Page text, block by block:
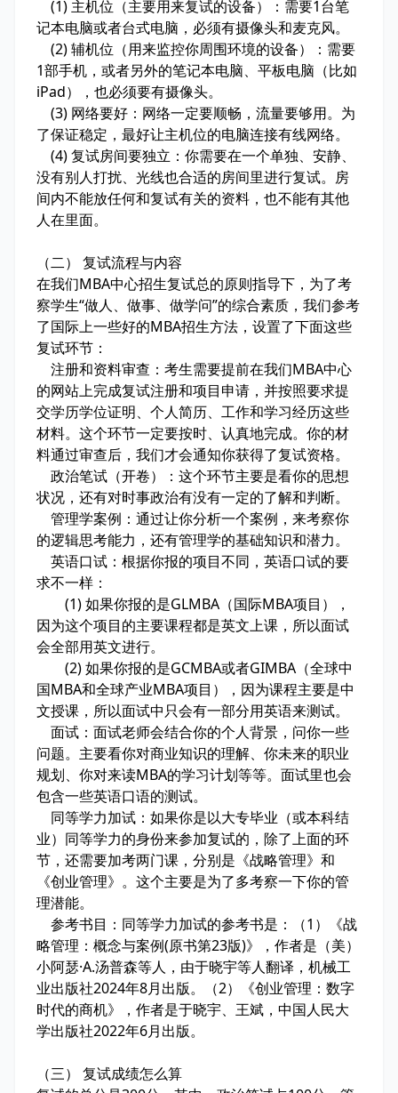
(1) 主机位（主要用来复试的设备）：需要1台笔
记本电脑或者台式电脑，必须有摄像头和麦克风。
(2) 辅机位（用来监控你周围环境的设备）：需要
1部手机，或者另外的笔记本电脑、平板电脑（比如
iPad），也必须要有摄像头。
(3) 网络要好：网络一定要顺畅，流量要够用。为
了保证稳定，最好让主机位的电脑连接有线网络。
(4) 复试房间要独立：你需要在一个单独、安静、
没有别人打扰、光线也合适的房间里进行复试。房
间内不能放任何和复试有关的资料，也不能有其他
人在里面。
（二） 复试流程与内容
在我们MBA中心招生复试总的原则指导下，为了考
察学生“做人、做事、做学问”的综合素质，我们参考
了国际上一些好的MBA招生方法，设置了下面这些
复试环节：
注册和资料审查：考生需要提前在我们MBA中心
的网站上完成复试注册和项目申请，并按照要求提
交学历学位证明、个人简历、工作和学习经历这些
材料。这个环节一定要按时、认真地完成。你的材
料通过审查后，我们才会通知你获得了复试资格。
政治笔试（开卷）：这个环节主要是看你的思想
状况，还有对时事政治有没有一定的了解和判断。
管理学案例：通过让你分析一个案例，来考察你
的逻辑思考能力，还有管理学的基础知识和潜力。
英语口试：根据你报的项目不同，英语口试的要
求不一样：
(1) 如果你报的是GLMBA（国际MBA项目），
因为这个项目的主要课程都是英文上课，所以面试
会全部用英文进行。
(2) 如果你报的是GCMBA或者GIMBA（全球中
国MBA和全球产业MBA项目），因为课程主要是中
文授课，所以面试中只会有一部分用英语来测试。
面试：面试老师会结合你的个人背景，问你一些
问题。主要看你对商业知识的理解、你未来的职业
规划、你对来读MBA的学习计划等等。面试里也会
包含一些英语口语的测试。
同等学力加试：如果你是以大专毕业（或本科结
业）同等学力的身份来参加复试的，除了上面的环
节，还需要加考两门课，分别是《战略管理》和
《创业管理》。这个主要是为了多考察一下你的管
理潜能。
参考书目：同等学力加试的参考书是：（1）《战
略管理：概念与案例(原书第23版)》，作者是（美）
小阿瑟·A.汤普森等人，由于晓宇等人翻译，机械工
业出版社2024年8月出版。（2）《创业管理：数字
时代的商机》，作者是于晓宇、王斌，中国人民大
学出版社2022年6月出版。
（三） 复试成绩怎么算